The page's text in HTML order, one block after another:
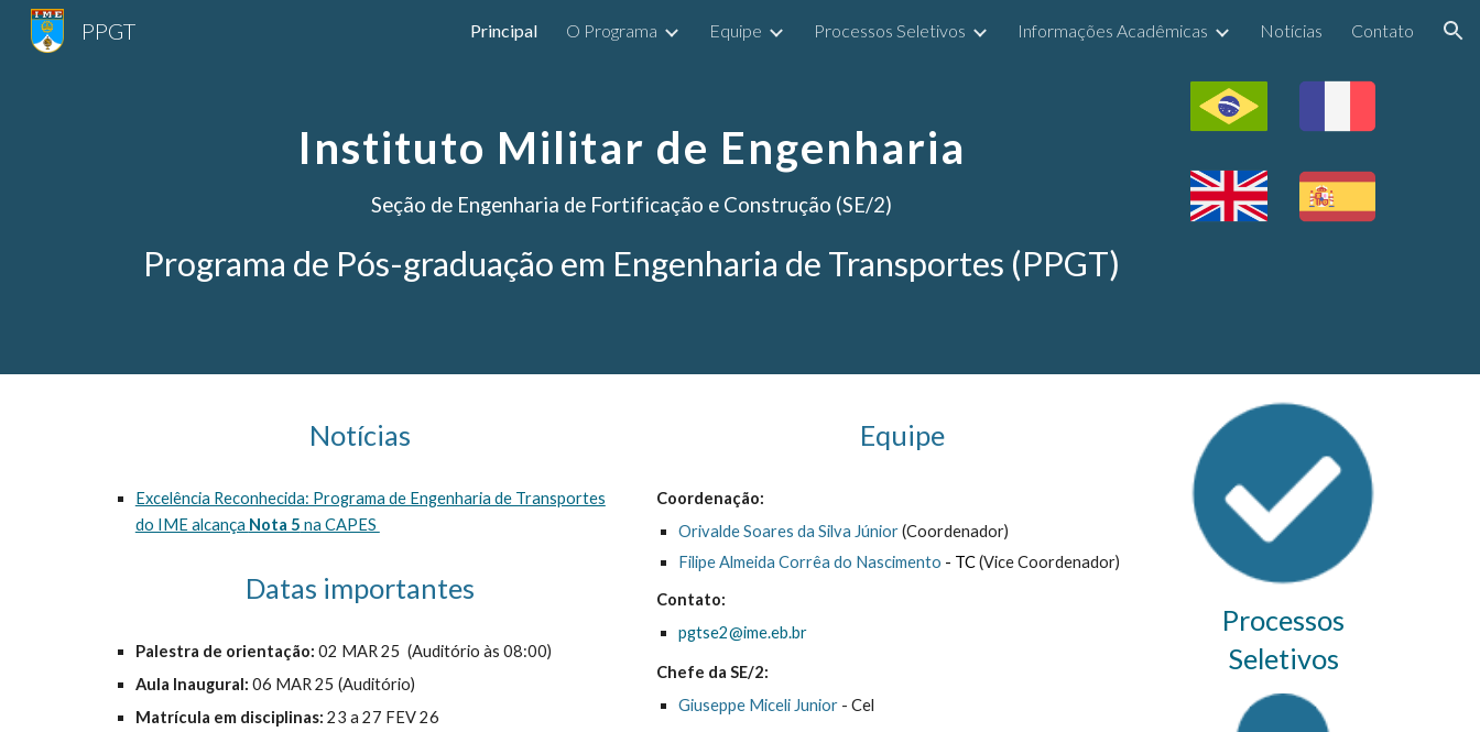
Skip to main content Skip to navigation
PPGT Principal O Programa Equipe Processos Seletivos Informações Acadêmicas Notícias Contato
Instituto Militar de Engenharia
Seção de Engenharia de Fortificação e Construção (SE/2)
Programa de Pós-graduação em Engenharia de Transportes (PPGT)
Notícias
Excelência Reconhecida: Programa de Engenharia de Transportes
do IME alcança Nota 5 na CAPES
Datas importantes
Palestra de orientação: 02 MAR 25 (Auditório às 08:00)
Aula Inaugural: 06 MAR25 (Auditório)
Matrícula em disciplinas: 23 a 27 FEV26
Equipe
Coordenação:
Orivalde Soares da Silva Júnior(Coordenador)
Filipe Almeida Corrêa do Nascimento - TC(Vice Coordenador)
Contato:
pgtse2@ime.eb.br
Chefe da SE/2:
Giuseppe Miceli Junior -Cel
Processos
Seletivos